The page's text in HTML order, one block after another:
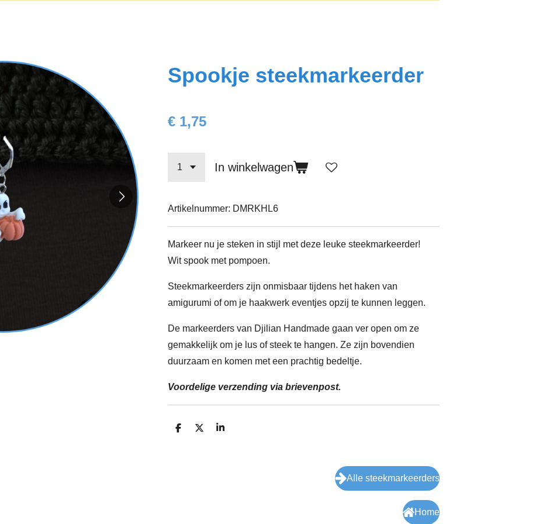
Spookje steekmarkeerder
€ 1,75
In winkelwagen
Artikelnummer: DMRKHL6
Markeer nu je steken in stijl met deze leuke steekmarkeerder!
Wit spook met pompoen.
Steekmarkeerders zijn onmisbaar tijdens het haken van
amigurumi of om je haakwerk eventjes opzij te kunnen leggen.
De markeerders van Djilian Handmade gaan ver open om ze
gemakkelijk om je lus of steek te hangen. Ze zijn bovendien
duurzaam en komen met een prachtig bedeltje.
Voordelige verzending via brievenpost.
D
D
S
Alle steekmarkeerders
Home